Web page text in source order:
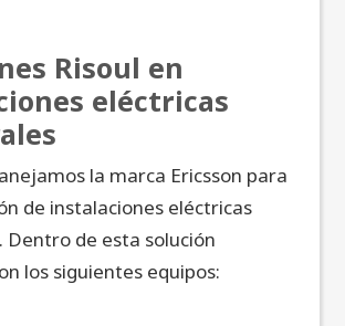
Risoul en
eléctricas
la marca Ericsson para
de instalaciones eléctricas
de esta solución
los siguientes equipos: